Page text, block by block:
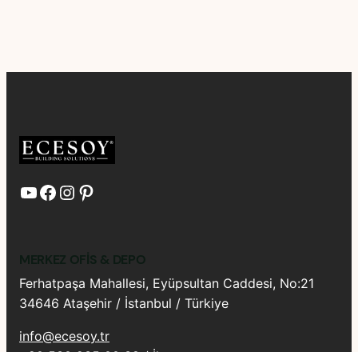
YouTube Facebook Instagram Pinterest
MERKEZ OFIS & DEPO
Ferhatpaşa Mahallesi, Eyüpsultan Caddesi, No:21
34646 Ataşehir / İstanbul / Türkiye
info@ecesoy.tr